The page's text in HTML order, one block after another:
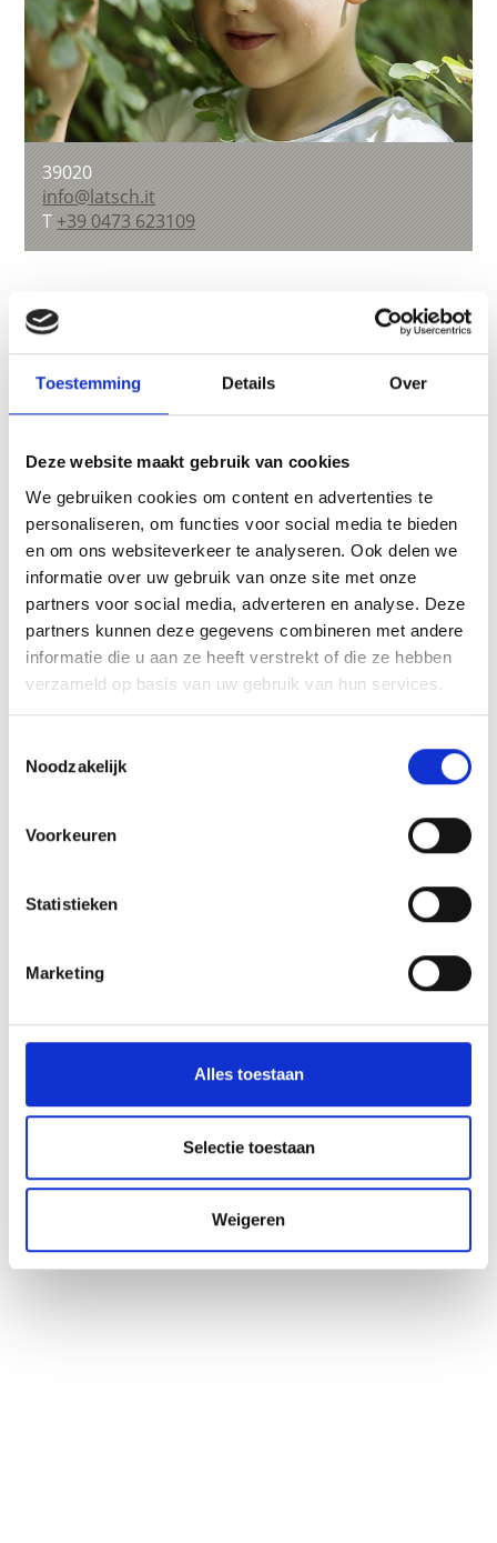
Toestemming Details Over
Deze website maakt gebruik van cookies
We gebruiken cookies om content en advertenties te
personaliseren, om functies voor social media te bieden
en om ons websiteverkeer te analyseren. Ook delen we
informatie over uw gebruik van onze site met onze
partners voor social media, adverteren en analyse. Deze
partners kunnen deze gegevens combineren met andere
informatie die u aan ze heeft verstrekt of die ze hebben
verzameld op basis van uw gebruik van hun services.
Noodzakelijk
Voorkeuren
Statistieken
Marketing
Alles toestaan
Selectie toestaan
Weigeren
39020
info@latsch.it
T+39 0473 623109
Ja
No